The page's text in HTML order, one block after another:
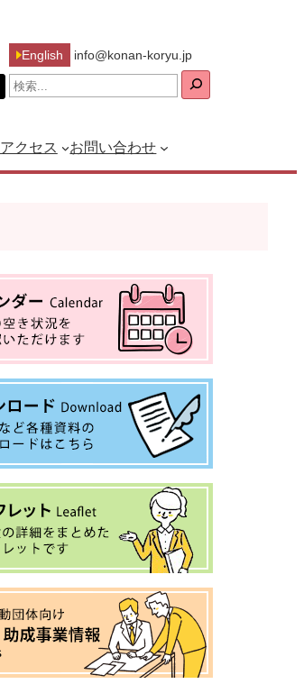
English info@konan-koryu.jp
検
索
アクセス お問い合わせ